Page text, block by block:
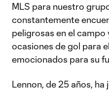
MLS para nuestro
constantemente
peligrosas en el campo
ocasiones de gol para
emocionados para su
Lennon, de 25 años,